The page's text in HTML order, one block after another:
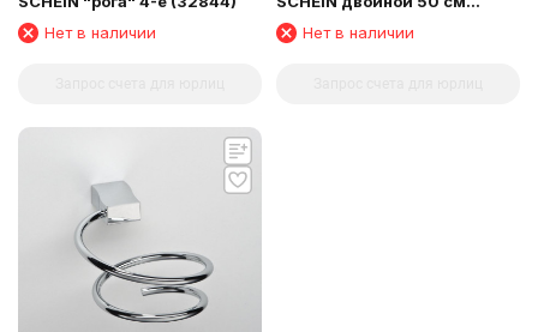
Нет в наличии
(32822)Нет в наличии